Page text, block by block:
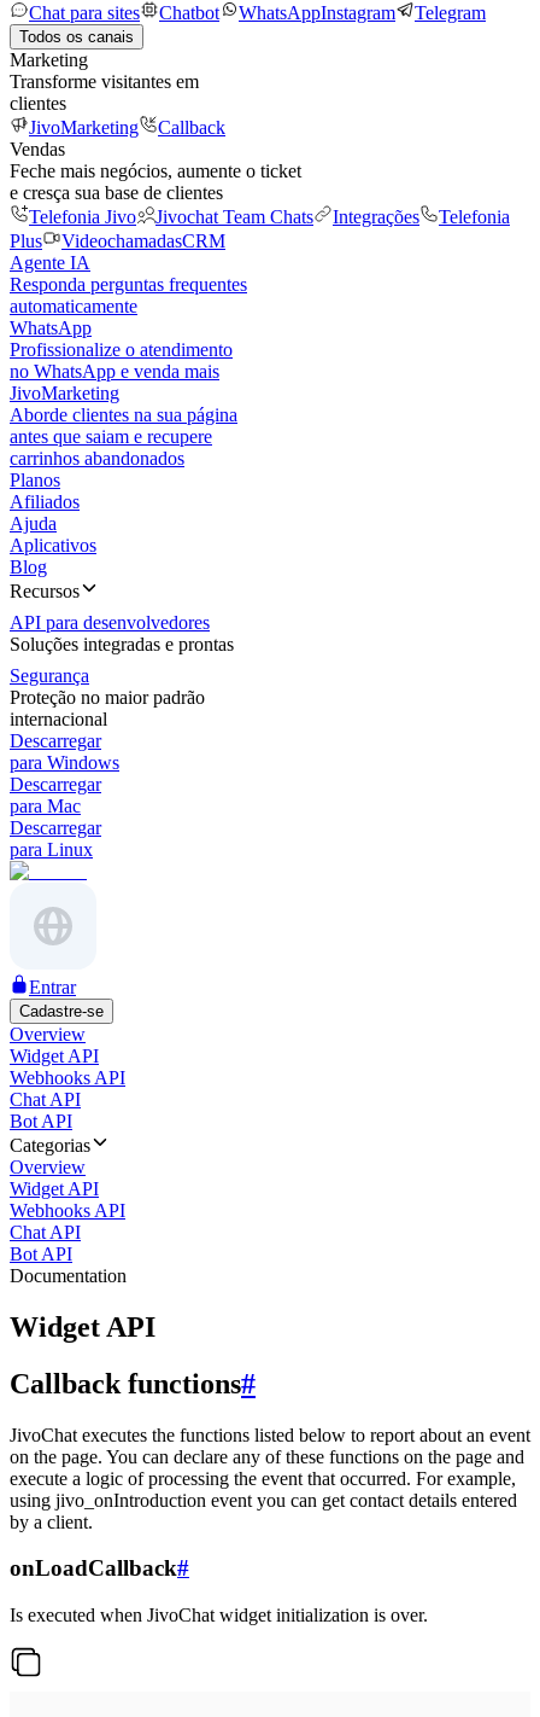
Chat para sites
Chatbot WhatsAppInstagram Telegram
Todos os canais
Marketing
Transforme visitantes em
clientes
JivoMarketing
Callback
Vendas
Feche mais negócios, aumente o ticket
e cresça sua base de clientes
Telefonia Jivo
Jivochat Team Chats Integrações
Telefonia
Plus
VideochamadasCRM
Agente IA
Responda perguntas frequentes
automaticamente
WhatsApp
Profissionalize o atendimento
no WhatsApp e venda mais
JivoMarketing
Aborde clientes na sua página
antes que saiam e recupere
carrinhos abandonados
Planos
Afiliados
Ajuda
Aplicativos
Blog
Recursos
API para desenvolvedores
Soluções integradas e prontas
Segurança
Proteção no maior padrão
internacional
Descarregar
para Windows
Descarregar
para Mac
Descarregar
para Linux
Entrar
Cadastre-se
Overview
Widget API
Webhooks API
Chat API
Bot API
Categorias
Overview
Widget API
Webhooks API
Chat API
Bot API
Documentation
Widget API
Callback functions#
JivoChat executes the functions listed below to report about an event
on the page. You can declare any of these functions on the page and
execute a logic of processing the event that occurred. For example,
using jivo_onIntroduction event you can get contact details entered
by a client.
onLoadCallback#
Is executed when JivoChat widget initialization is over.